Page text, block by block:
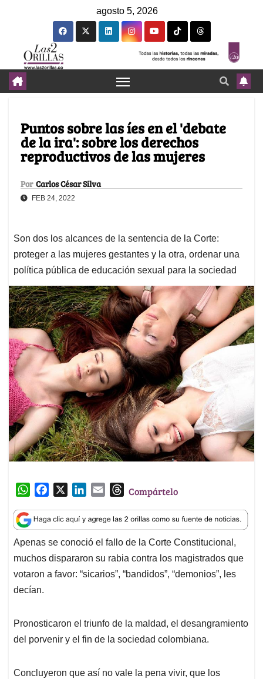
agosto 5, 2026
Puntos sobre las íes en el 'debate
de la ira': sobre los derechos
reproductivos de las mujeres
Por Carlos César Silva
FEB 24, 2022
Son dos los alcances de la sentencia de la Corte:
proteger a las mujeres gestantes y la otra, ordenar una
política pública de educación sexual para la sociedad
W
a
t
s
A
p
p
c
e
b
o
o
n
k
e
d
I
a
i
l
T
r
e
a
d
s
Compártelo
Apenas se conoció el fallo de la Corte Constitucional,
muchos dispararon su rabia contra los magistrados que
votaron a favor: “sicarios”, “bandidos”, “demonios”, les
decían.
Pronosticaron el triunfo de la maldad, el desangramiento
del porvenir y el fin de la sociedad colombiana.
Concluyeron que así no vale la pena vivir, que los